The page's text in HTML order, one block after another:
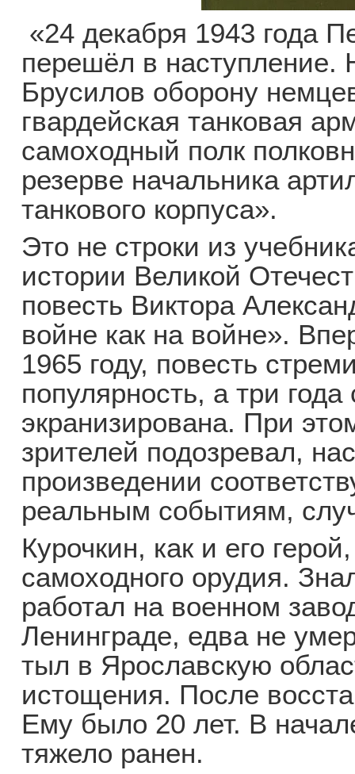
«24 декабря 1943 года
перешёл в
Брусилов оборону
гвардейская танковая
самоходный полк
резерве начальника
танкового корпуса».
Это не строки из
истории Великой
повесть Виктора
войне как на войне».
1965 году, повесть
популярность, а три
экранизирована. При
зрителей подозревал,
произведении
реальным событиям,
Курочкин, как и его
самоходного орудия.
работал на военном
Ленинграде, едва не
тыл в Ярославскую
истощения. После
Ему было 20 лет. В
тяжело ранен.